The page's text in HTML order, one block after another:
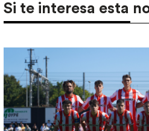
Si te interesa esta